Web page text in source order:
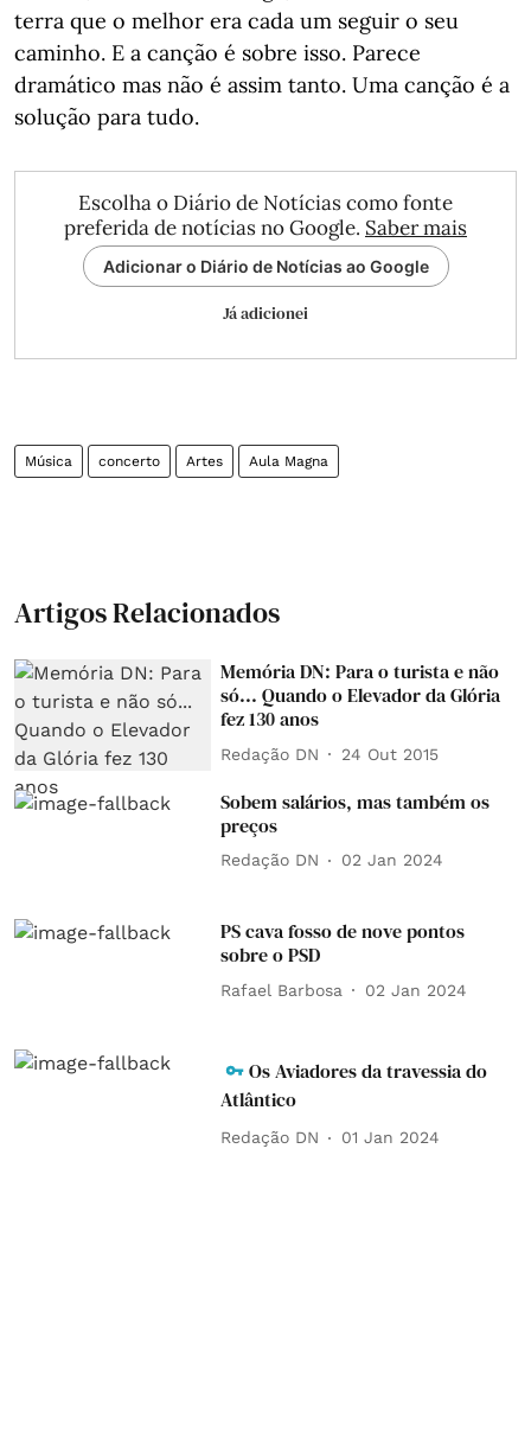
terra que o melhor era cada um seguir o seu
caminho. E a canção é sobre isso. Parece
dramático mas não é assim tanto. Uma canção é a
solução para tudo.
Escolha o Diário de Notícias como fonte
preferida de notícias no Google. Saber mais
Adicionar o Diário de Notícias ao Google
Já adicionei
Música concerto Artes Aula Magna
Artigos Relacionados
Memória DN: Para o turista e não
só... Quando o Elevador da Glória
fez 130 anos
Redação DN 24 Out 2015
Sobem salários, mas também os
preços
Redação DN 02 Jan 2024
PS cava fosso de nove pontos
sobre o PSD
Rafael Barbosa 02 Jan 2024
Os Aviadores da travessia do
Atlântico
Redação DN 01 Jan 2024